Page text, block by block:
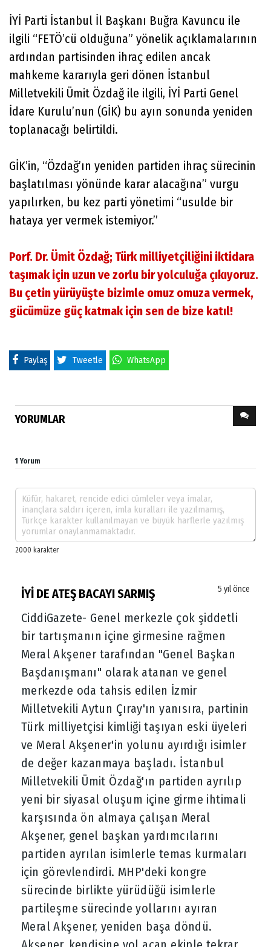
İYİ Parti İstanbul İl Başkanı Buğra Kavuncu ile
ilgili “FETÖ’cü olduğuna” yönelik açıklamalarının
ardından partisinden ihraç edilen ancak
mahkeme kararıyla geri dönen İstanbul
Milletvekili Ümit Özdağ ile ilgili, İYİ Parti Genel
İdare Kurulu’nun (GİK) bu ayın sonunda yeniden
toplanacağı belirtildi.
GİK’in, “Özdağ’ın yeniden partiden ihraç sürecinin
başlatılması yönünde karar alacağına” vurgu
yapılırken, bu kez parti yönetimi “usulde bir
hataya yer vermek istemiyor.”
Porf. Dr. Ümit Özdağ; Türk milliyetçiliğini iktidara
taşımak için uzun ve zorlu bir yolculuğa çıkıyoruz.
Bu çetin yürüyüşte bizimle omuz omuza vermek,
gücümüze güç katmak için sen de bize katıl!
Paylaş Tweetle WhatsApp
YORUMLAR
1 Yorum
İYİ DE ATEŞ BACAYI SARMIŞ 5 yıl önce
CiddiGazete- Genel merkezle çok şiddetli
bir tartışmanın içine girmesine rağmen
Meral Akşener tarafından "Genel Başkan
Başdanışmanı" olarak atanan ve genel
merkezde oda tahsis edilen İzmir
Milletvekili Aytun Çıray'ın yanısıra, partinin
Türk milliyetçisi kimliği taşıyan eski üyeleri
ve Meral Akşener'in yolunu ayırdığı isimler
de değer kazanmaya başladı. İstanbul
Milletvekili Ümit Özdağ'ın partiden ayrılıp
yeni bir siyasal oluşum içine girme ihtimali
karşısında ön almaya çalışan Meral
Akşener, genel başkan yardımcılarını
partiden ayrılan isimlerle temas kurmaları
için görevlendirdi. MHP'deki kongre
sürecinde birlikte yürüdüğü isimlerle
partileşme sürecinde yollarını ayıran
Meral Akşener, yeniden başa döndü.